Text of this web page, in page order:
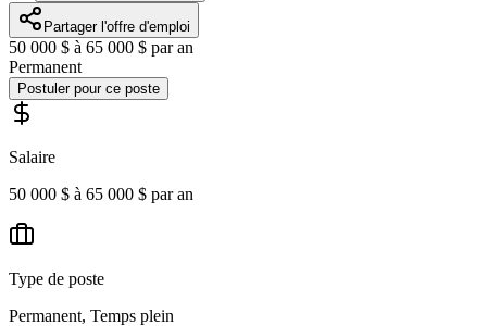
Partager l'offre d'emploi
50 000 $ à 65 000 $ par an
Permanent
Postuler pour ce poste
Salaire
50 000 $ à 65 000 $ par an
Type de poste
Permanent, Temps plein